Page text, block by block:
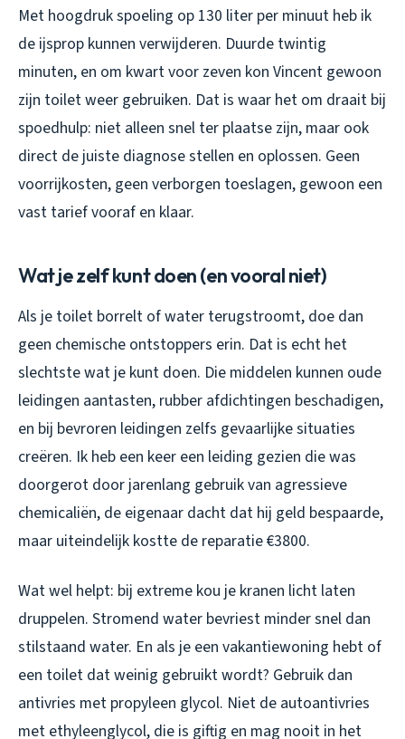
Met hoogdruk spoeling op 130 liter per minuut heb ik
de ijsprop kunnen verwijderen. Duurde twintig
minuten, en om kwart voor zeven kon Vincent gewoon
zijn toilet weer gebruiken. Dat is waar het om draait bij
spoedhulp: niet alleen snel ter plaatse zijn, maar ook
direct de juiste diagnose stellen en oplossen. Geen
voorrijkosten, geen verborgen toeslagen, gewoon een
vast tarief vooraf en klaar.
Wat je zelf kunt doen (en vooral niet)
Als je toilet borrelt of water terugstroomt, doe dan
geen chemische ontstoppers erin. Dat is echt het
slechtste wat je kunt doen. Die middelen kunnen oude
leidingen aantasten, rubber afdichtingen beschadigen,
en bij bevroren leidingen zelfs gevaarlijke situaties
creëren. Ik heb een keer een leiding gezien die was
doorgerot door jarenlang gebruik van agressieve
chemicaliën, de eigenaar dacht dat hij geld bespaarde,
maar uiteindelijk kostte de reparatie €3800.
Wat wel helpt: bij extreme kou je kranen licht laten
druppelen. Stromend water bevriest minder snel dan
stilstaand water. En als je een vakantiewoning hebt of
een toilet dat weinig gebruikt wordt? Gebruik dan
antivries met propyleen glycol. Niet de autoantivries
met ethyleenglycol, die is giftig en mag nooit in het